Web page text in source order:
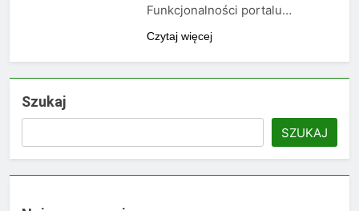
Funkcjonalności portalu…
Czytaj więcej
Szukaj
SZUKAJ